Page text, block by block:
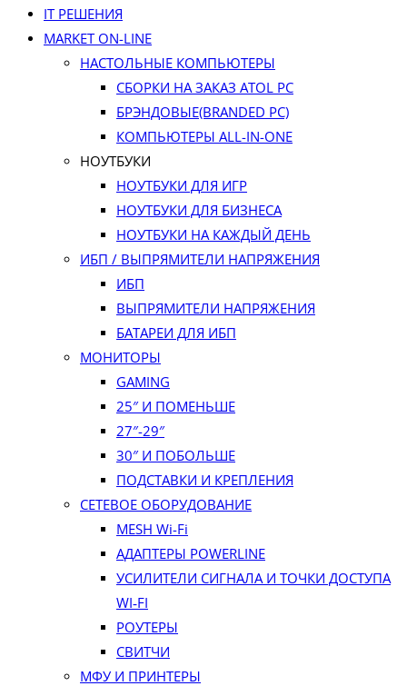
IT РЕШЕНИЯ
MARKET ON-LINE
НАСТОЛЬНЫЕ КОМПЬЮТЕРЫ
СБОРКИ НА ЗАКАЗ ATOL PC
БРЭНДОВЫЕ(BRANDED PC)
КОМПЬЮТЕРЫ ALL-IN-ONE
НОУТБУКИ
НОУТБУКИ ДЛЯ ИГР
НОУТБУКИ ДЛЯ БИЗНЕСА
НОУТБУКИ НА КАЖДЫЙ ДЕНЬ
ИБП / ВЫПРЯМИТЕЛИ НАПРЯЖЕНИЯ
ИБП
ВЫПРЯМИТЕЛИ НАПРЯЖЕНИЯ
БАТАРЕИ ДЛЯ ИБП
МОНИТОРЫ
GAMING
25″ И ПОМЕНЬШЕ
27″-29″
30″ И ПОБОЛЬШЕ
ПОДСТАВКИ И КРЕПЛЕНИЯ
СЕТЕВОЕ ОБОРУДОВАНИЕ
MESH Wi-Fi
АДАПТЕРЫ POWERLINE
УСИЛИТЕЛИ СИГНАЛА И ТОЧКИ ДОСТУПА
WI‑FI
РОУТЕРЫ
СВИТЧИ
МФУ И ПРИНТЕРЫ